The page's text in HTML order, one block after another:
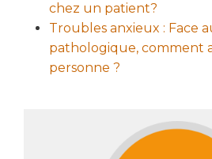
chez un patient?
Troubles anxieux : Face
pathologique, comment
personne ?